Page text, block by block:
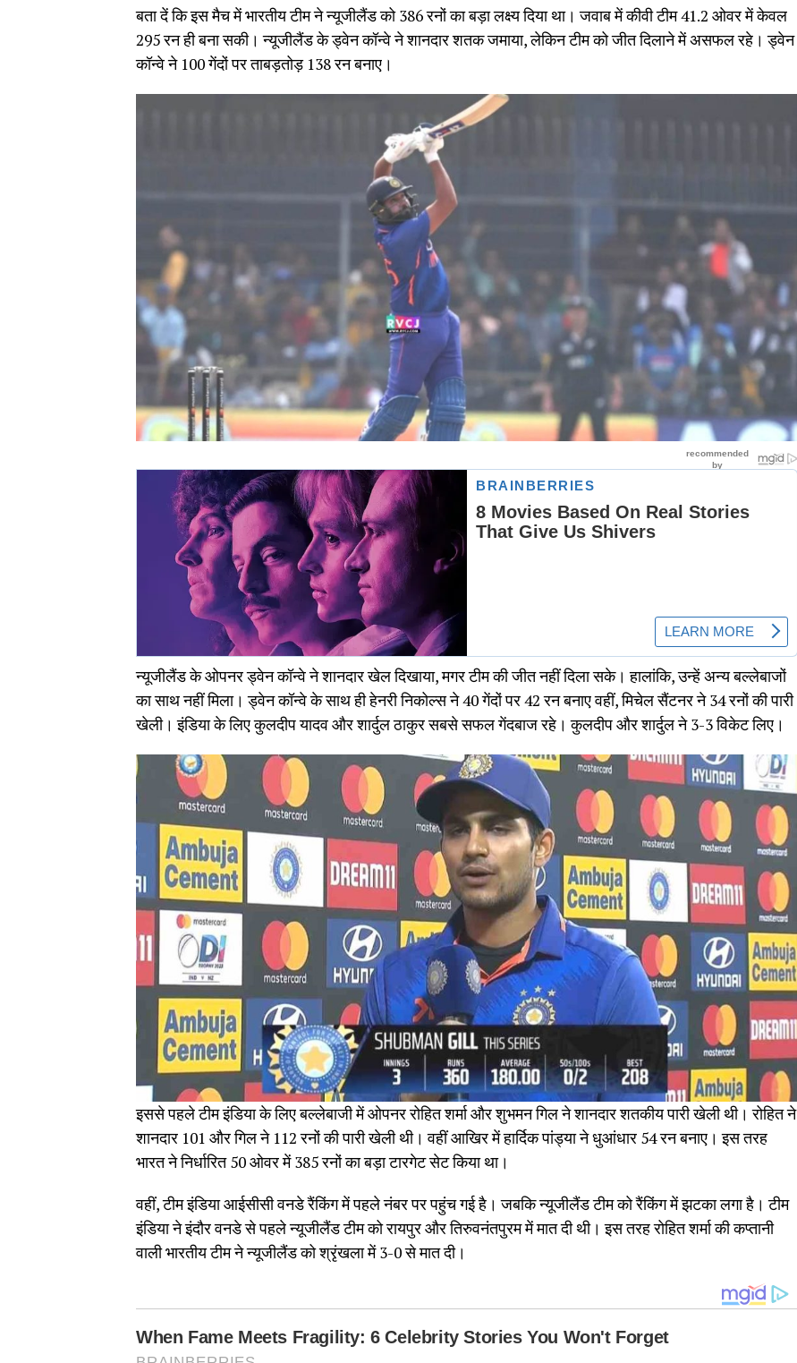
बता दें कि इस मैच में भारतीय टीम ने न्यूजीलैंड को 386 रनों का बड़ा लक्ष्य दिया था। जवाब में कीवी टीम 41.2 ओवर में केवल
295 रन ही बना सकी। न्यूजीलैंड के ड्वेन कॉन्वे ने शानदार शतक जमाया, लेकिन टीम को जीत दिलाने में असफल रहे। ड्वेन
कॉन्वे ने 100 गेंदों पर ताबड़तोड़ 138 रन बनाए।
न्यूजीलैंड के ओपनर ड्वेन कॉन्वे ने शानदार खेल दिखाया, मगर टीम की जीत नहीं दिला सके। हालांकि, उन्हें अन्य बल्लेबाजों
का साथ नहीं मिला। ड्वेन कॉन्वे के साथ ही हेनरी निकोल्स ने 40 गेंदों पर 42 रन बनाए वहीं, मिचेल सैंटनर ने 34 रनों की पारी
खेली। इंडिया के लिए कुलदीप यादव और शार्दुल ठाकुर सबसे सफल गेंदबाज रहे। कुलदीप और शार्दुल ने 3-3 विकेट लिए।
इससे पहले टीम इंडिया के लिए बल्लेबाजी में ओपनर रोहित शर्मा और शुभमन गिल ने शानदार शतकीय पारी खेली थी। रोहित ने
शानदार 101 और गिल ने 112 रनों की पारी खेली थी। वहीं आखिर में हार्दिक पांड्या ने धुआंधार 54 रन बनाए। इस तरह
भारत ने निर्धारित 50 ओवर में 385 रनों का बड़ा टारगेट सेट किया था।
वहीं, टीम इंडिया आईसीसी वनडे रैंकिंग में पहले नंबर पर पहुंच गई है। जबकि न्यूजीलैंड टीम को रैंकिंग में झटका लगा है। टीम
इंडिया ने इंदौर वनडे से पहले न्यूजीलैंड टीम को रायपुर और तिरुवनंतपुरम में मात दी थी। इस तरह रोहित शर्मा की कप्तानी
वाली भारतीय टीम ने न्यूजीलैंड को श्रृंखला में 3-0 से मात दी।